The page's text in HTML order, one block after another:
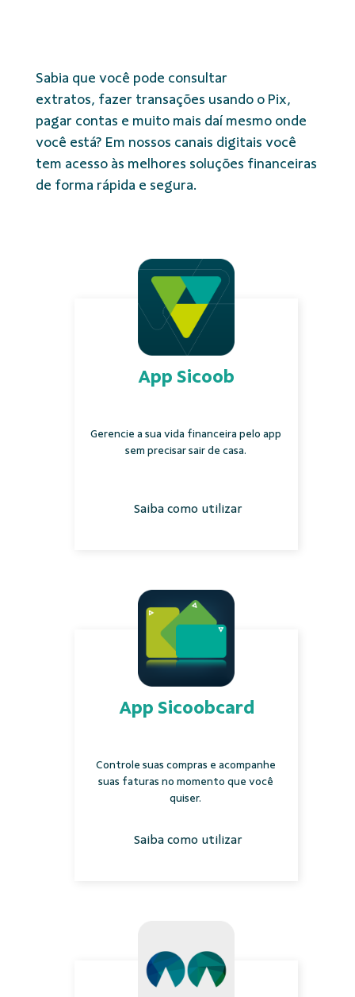
Sabia que você pode consultar
extratos, fazer transações usando o Pix,
pagar contas e muito mais daí mesmo onde
você está? Em nossos canais digitais você
tem acesso às melhores soluções financeiras
de forma rápida e segura.
App Sicoob
Gerencie a sua vida financeira pelo app
sem precisar sair de casa.
Saiba como utilizar
App Sicoobcard
Controle suas compras e acompanhe
suas faturas no momento que você
quiser.
Saiba como utilizar